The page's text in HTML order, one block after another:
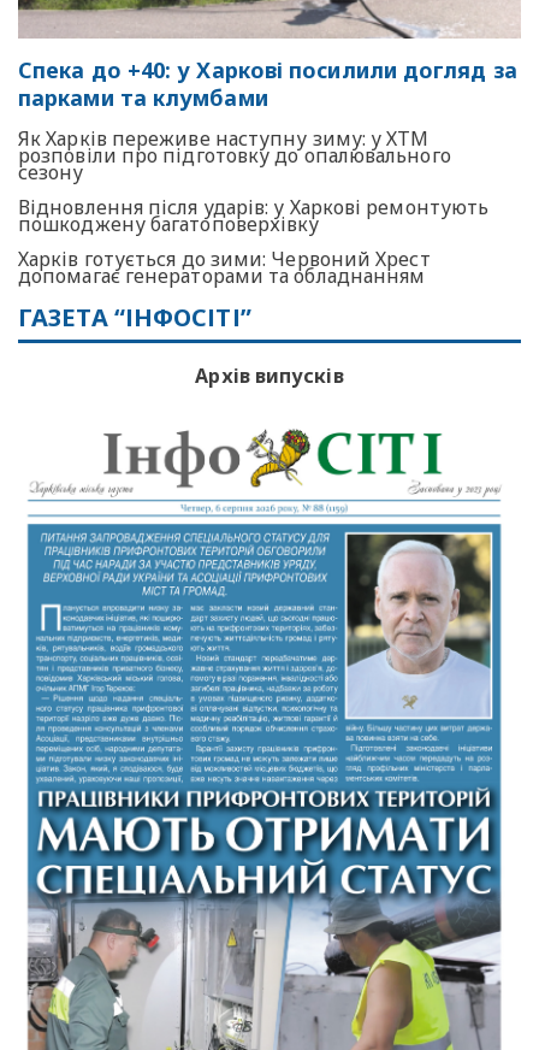
Спека до +40: у Харкові посилили догляд за
парками та клумбами
Як Харків переживе наступну зиму: у ХТМ
розповіли про підготовку до опалювального
сезону
Відновлення після ударів: у Харкові ремонтують
пошкоджену багатоповерхівку
Харків готується до зими: Червоний Хрест
допомагає генераторами та обладнанням
ГАЗЕТА “ІНФОСІТІ”
Архів випусків